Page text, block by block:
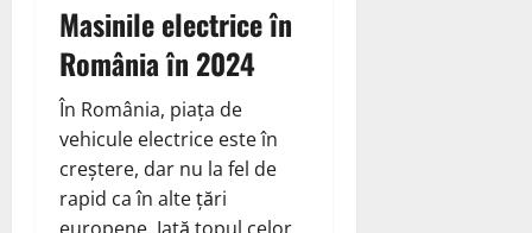
Masinile electrice în
România în 2024
În România, piața de
vehicule electrice este în
creștere, dar nu la fel de
rapid ca în alte țări